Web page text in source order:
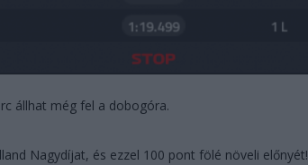
állhat még fel a dobogóra.
Nagydíjat, és ezzel 100 pont fölé növeli előnyét!